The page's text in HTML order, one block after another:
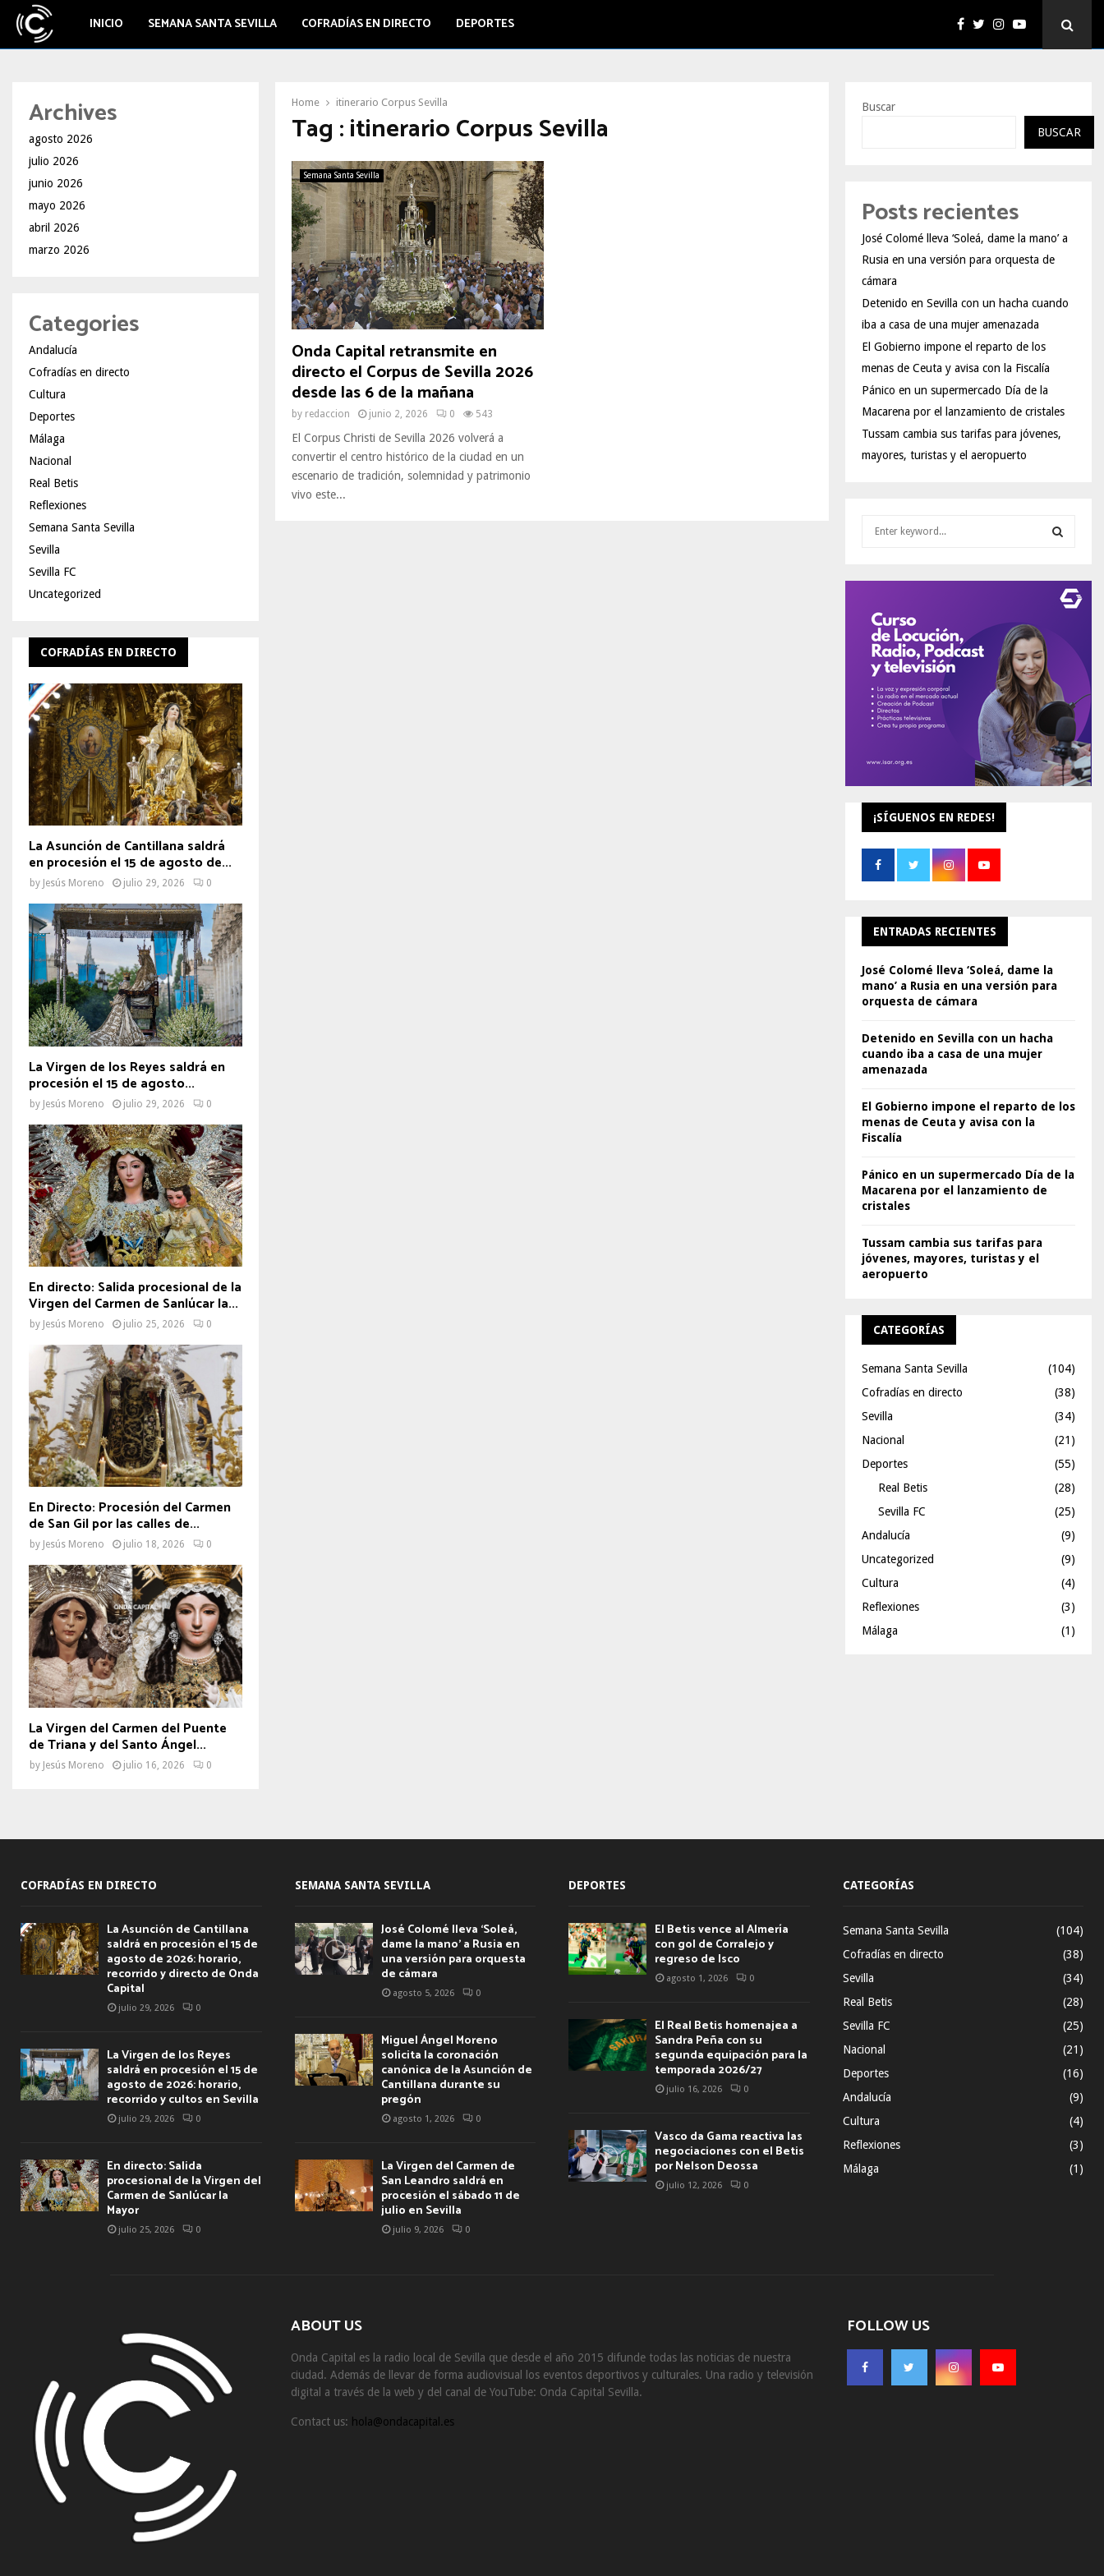
INICIO SEMANA SANTA SEVILLA COFRADÍAS EN DIRECTO DEPORTES
Home itinerario Corpus Sevilla
Tag : itinerario Corpus Sevilla
Semana Santa Sevilla
Onda Capital retransmite en
directo el Corpus de Sevilla 2026
desde las 6 de la mañana
by redaccion junio 2, 2026 0 543
El Corpus Christi de Sevilla 2026 volverá a
convertir el centro histórico de la ciudad en un
escenario de tradición, solemnidad y patrimonio
vivo este...
Archives
agosto 2026
julio 2026
junio 2026
mayo 2026
abril 2026
marzo 2026
Categories
Andalucía
Cofradías en directo
Cultura
Deportes
Málaga
Nacional
Real Betis
Reflexiones
Semana Santa Sevilla
Sevilla
Sevilla FC
Uncategorized
COFRADÍAS EN DIRECTO
La Asunción de Cantillana saldrá
en procesión el 15 de agosto de...
by Jesús Moreno julio 29, 2026 0
La Virgen de los Reyes saldrá en
procesión el 15 de agosto...
by Jesús Moreno julio 29, 2026 0
En directo: Salida procesional de la
Virgen del Carmen de Sanlúcar la...
by Jesús Moreno julio 25, 2026 0
En Directo: Procesión del Carmen
de San Gil por las calles de...
by Jesús Moreno julio 18, 2026 0
La Virgen del Carmen del Puente
de Triana y del Santo Ángel...
by Jesús Moreno julio 16, 2026 0
Buscar
BUSCAR
Posts recientes
José Colomé lleva ‘Soleá, dame la mano’ a
Rusia en una versión para orquesta de
cámara
Detenido en Sevilla con un hacha cuando
iba a casa de una mujer amenazada
El Gobierno impone el reparto de los
menas de Ceuta y avisa con la Fiscalía
Pánico en un supermercado Día de la
Macarena por el lanzamiento de cristales
Tussam cambia sus tarifas para jóvenes,
mayores, turistas y el aeropuerto
C
H
¡SÍGUENOS EN REDES!
ENTRADAS RECIENTES
José Colomé lleva ‘Soleá, dame la
mano’ a Rusia en una versión para
orquesta de cámara
Detenido en Sevilla con un hacha
cuando iba a casa de una mujer
amenazada
El Gobierno impone el reparto de los
menas de Ceuta y avisa con la
Fiscalía
Pánico en un supermercado Día de la
Macarena por el lanzamiento de
cristales
Tussam cambia sus tarifas para
jóvenes, mayores, turistas y el
aeropuerto
CATEGORÍAS
Semana Santa Sevilla
(104)
Cofradías en directo
(38)
Sevilla
(34)
Nacional
(21)
Deportes
(55)
Real Betis
(28)
Sevilla FC
(25)
Andalucía
(9)
Uncategorized
(9)
Cultura
(4)
Reflexiones
(3)
Málaga
(1)
COFRADÍAS EN DIRECTO
La Asunción de Cantillana
saldrá en procesión el 15 de
agosto de 2026: horario,
recorrido y directo de Onda
Capital
julio 29, 2026 0
La Virgen de los Reyes
saldrá en procesión el 15 de
agosto de 2026: horario,
recorrido y cultos en Sevilla
julio 29, 2026 0
En directo: Salida
procesional de la Virgen del
Carmen de Sanlúcar la
Mayor
julio 25, 2026 0
SEMANA SANTA SEVILLA
José Colomé lleva ‘Soleá,
dame la mano’ a Rusia en
una versión para orquesta
de cámara
agosto 5, 2026 0
Miguel Ángel Moreno
solicita la coronación
canónica de la Asunción de
Cantillana durante su
pregón
agosto 1, 2026 0
La Virgen del Carmen de
San Leandro saldrá en
procesión el sábado 11 de
julio en Sevilla
julio 9, 2026 0
DEPORTES
El Betis vence al Almería
con gol de Corralejo y
regreso de Isco
agosto 1, 2026 0
El Real Betis homenajea a
Sandra Peña con su
segunda equipación para la
temporada 2026/27
julio 16, 2026 0
Vasco da Gama reactiva las
negociaciones con el Betis
por Nelson Deossa
julio 12, 2026 0
CATEGORÍAS
Semana Santa Sevilla
(104)
Cofradías en directo
(38)
Sevilla
(34)
Real Betis
(28)
Sevilla FC
(25)
Nacional
(21)
Deportes
(16)
Andalucía
(9)
Cultura
(4)
Reflexiones
(3)
Málaga
(1)
ABOUT US
Onda Capital es la radio local de Sevilla que desde el año 2015 difunde todas las noticias de nuestra
ciudad. Además de llevar de forma audiovisual los eventos deportivos y culturales. Una radio y televisión
digital a través de la web y del canal de YouTube: Onda Capital Sevilla.
Contact us: hola@ondacapital.es
FOLLOW US